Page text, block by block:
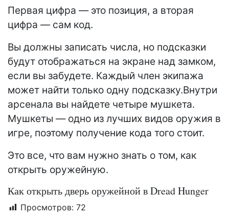
Первая цифра — это позиция, а вторая
цифра — сам код.
Вы должны записать числа, но подсказки
будут отображаться на экране над замком,
если вы забудете. Каждый член экипажа
может найти только одну подсказку.Внутри
арсенала вы найдете четыре мушкета.
Мушкеты — одно из лучших видов оружия в
игре, поэтому получение кода того стоит.
Это все, что вам нужно знать о том, как
открыть оружейную.
Как открыть дверь оружейной в Dread Hunger
Просмотров: 72